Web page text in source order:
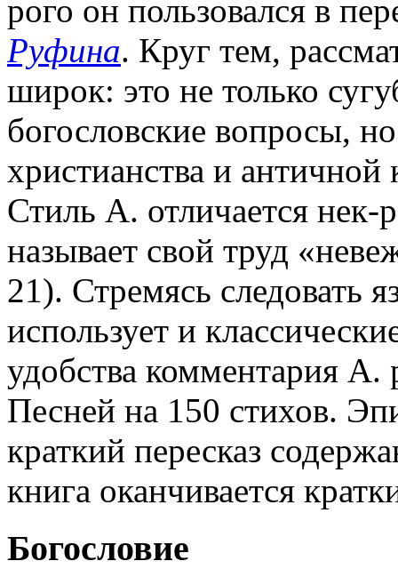
рого он пользовался в
Руфина. Круг тем,
широк: это не только
богословские вопросы,
христианства и
Стиль А. отличается
называет свой труд
21). Стремясь следовать
использует и
удобства комментария А.
Песней на 150 стихов.
краткий пересказ
книга оканчивается
Богословие